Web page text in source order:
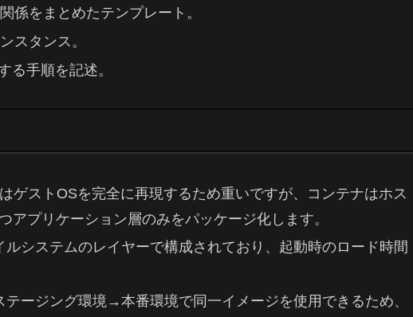
係をまとめたテンプレート。
スタンス。
る手順を記述。
ゲストOSを完全に再現するため重いですが、コンテナはホス
アプリケーション層のみをパッケージ化します。
ルシステムのレイヤーで構成されており、起動時のロード時間
ージング環境→本番環境で同一イメージを使用できるため、